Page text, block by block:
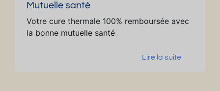
Mutuelle santé
Votre cure thermale 100% remboursée avec
la bonne mutuelle santé
Lire la suite